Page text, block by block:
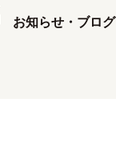
お知らせ・ブログ